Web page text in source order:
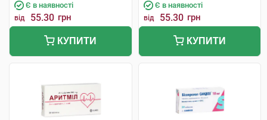
Є в наявності
від 55.30 грн
КУПИТИ
Є в наявності
від 55.30 грн
КУПИТИ